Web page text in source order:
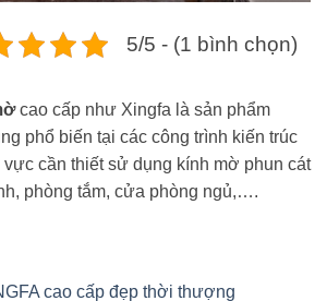
5/5 - (1 bình chọn)
cao cấp như Xingfa là sản phẩm
phổ biến tại các công trình kiến trúc
cần thiết sử dụng kính mờ phun cát
phòng tắm, cửa phòng ngủ,….
cao cấp đẹp thời thượng